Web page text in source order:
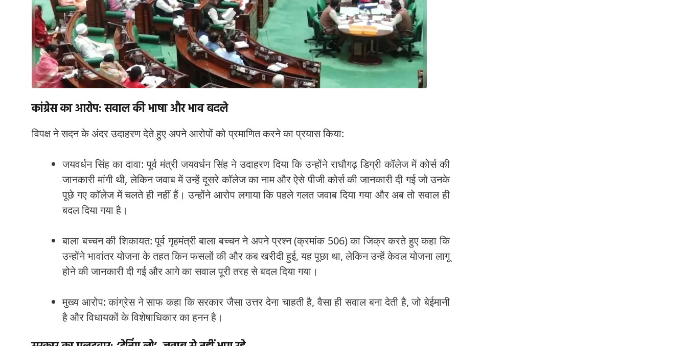
कांग्रेस का आरोप: सवाल की भाषा और भाव बदले
विपक्ष ने सदन के अंदर उदाहरण देते हुए अपने आरोपों को प्रमाणित करने का प्रयास किया:
जयवर्धन सिंह का दावा: पूर्व मंत्री जयवर्धन सिंह ने उदाहरण दिया कि उन्होंने राघौगढ़ डिग्री कॉलेज में कोर्स की
जानकारी मांगी थी, लेकिन जवाब में उन्हें दूसरे कॉलेज का नाम और ऐसे पीजी कोर्स की जानकारी दी गई जो उनके
पूछे गए कॉलेज में चलते ही नहीं हैं। उन्होंने आरोप लगाया कि पहले गलत जवाब दिया गया और अब तो सवाल ही
बदल दिया गया है।
बाला बच्चन की शिकायत: पूर्व गृहमंत्री बाला बच्चन ने अपने प्रश्न (क्रमांक 506) का जिक्र करते हुए कहा कि
उन्होंने भावांतर योजना के तहत किन फसलों की और कब खरीदी हुई, यह पूछा था, लेकिन उन्हें केवल योजना लागू
होने की जानकारी दी गई और आगे का सवाल पूरी तरह से बदल दिया गया।
मुख्य आरोप: कांग्रेस ने साफ कहा कि सरकार जैसा उत्तर देना चाहती है, वैसा ही सवाल बना देती है, जो बेईमानी
है और विधायकों के विशेषाधिकार का हनन है।